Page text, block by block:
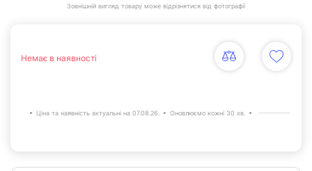
Зовнішній вигляд товару може відрізнятися від фотографії
Немає в наявності
Ціна та наявність актуальні на 07.08.26. Оновлюємо кожні 30 хв.